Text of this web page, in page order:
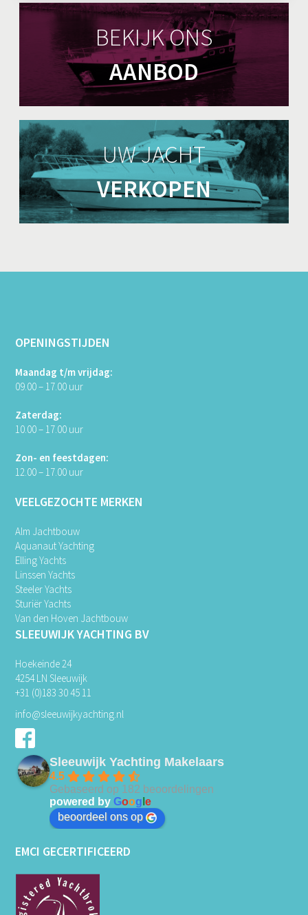
BEKIJK ONS
AANBOD
UW JACHT
VERKOPEN
OPENINGSTIJDEN
Maandag t/m vrijdag:
09.00 – 17.00 uur
Zaterdag:
10.00 – 17.00 uur
Zon- en feestdagen:
12.00 – 17.00 uur
VEELGEZOCHTE MERKEN
Alm Jachtbouw
Aquanaut Yachting
Elling Yachts
Linssen Yachts
Steeler Yachts
Sturiër Yachts
Van den Hoven Jachtbouw
SLEEUWIJK YACHTING BV
Hoekeinde 24
4254 LN Sleeuwijk
+31 (0)183 30 45 11
info@sleeuwijkyachting.nl
Sleeuwijk Yachting Makelaars
4.5
Gebaseerd op 182 beoordelingen
powered byGoog le
beoordeel ons op
EMCI GECERTIFICEERD